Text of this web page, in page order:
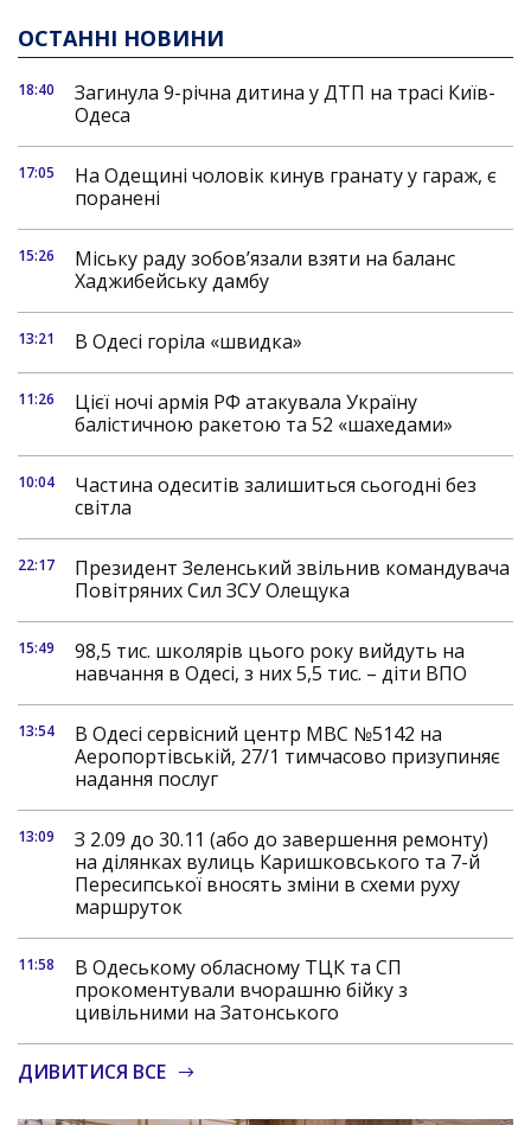
ОСТАННІ НОВИНИ
18:40
Загинула 9-річна дитина у ДТП на трасі Київ-
Одеса
17:05
На Одещині чоловік кинув гранату у гараж, є
поранені
15:26
Міську раду зобов’язали взяти на баланс
Хаджибейську дамбу
13:21 В Одесі горіла «швидка»
11:26
Цієї ночі армія РФ атакувала Україну
балістичною ракетою та 52 «шахедами»
10:04
Частина одеситів залишиться сьогодні без
світла
22:17
Президент Зеленський звільнив командувача
Повітряних Сил ЗСУ Олещука
15:49
98,5 тис. школярів цього року вийдуть на
навчання в Одесі, з них 5,5 тис. – діти ВПО
13:54
В Одесі сервісний центр МВС №5142 на
Аеропортівській, 27/1 тимчасово призупиняє
надання послуг
13:09
З 2.09 до 30.11 (або до завершення ремонту)
на ділянках вулиць Каришковського та 7-й
Пересипської вносять зміни в схеми руху
маршруток
11:58
В Одеському обласному ТЦК та СП
прокоментували вчорашню бійку з
цивільними на Затонського
ДИВИТИСЯ ВСЕ